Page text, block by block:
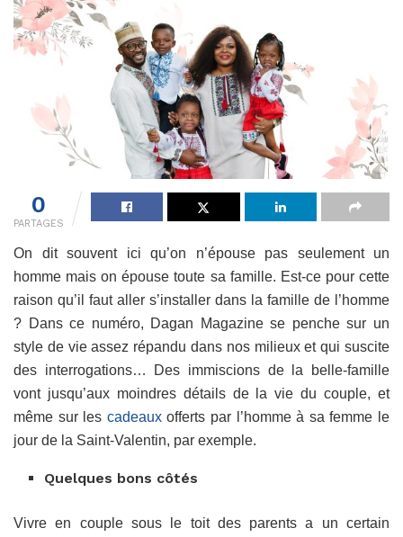
0
PARTAGES
On dit souvent ici qu’on n’épouse pas seulement un
homme mais on épouse toute sa famille. Est-ce pour cette
raison qu’il faut aller s’installer dans la famille de l’homme
? Dans ce numéro, Dagan Magazine se penche sur un
style de vie assez répandu dans nos milieux et qui suscite
des interrogations… Des immiscions de la belle-famille
vont jusqu’aux moindres détails de la vie du couple, et
même sur les cadeauxofferts par l’homme à sa femme le
jour de la Saint-Valentin, par exemple.
Quelques bons côtés
Vivre en couple sous le toit des parents a un certain